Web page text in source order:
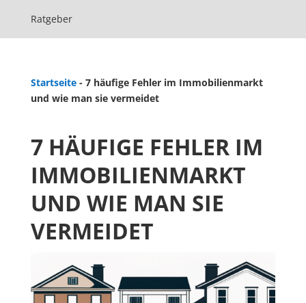
Ratgeber
Startseite- 7 häufige Fehler im Immobilienmarkt
und wie man sie vermeidet
7 HÄUFIGE FEHLER IM
IMMOBILIENMARKT
UND WIE MAN SIE
VERMEIDET